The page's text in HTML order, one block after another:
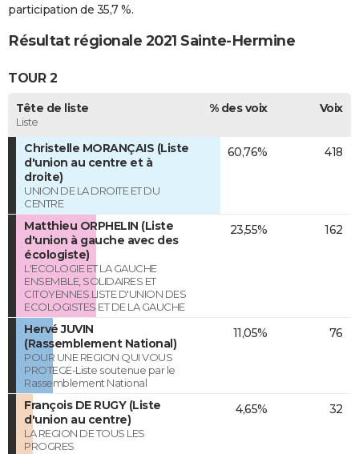
participation de 35,7 %.
Résultat régionale 2021 Sainte-Hermine
TOUR 2
Tête de liste
Liste
% des voix Voix
Christelle MORANÇAIS (Liste
d'union au centre et à
droite)
UNION DE LA DROITE ET DU
CENTRE
60,76% 418
Matthieu ORPHELIN (Liste
d'union à gauche avec des
écologiste)
L'ECOLOGIE ET LA GAUCHE
ENSEMBLE, SOLIDAIRES ET
CITOYENNES.LISTE D'UNION DES
ECOLOGISTES ET DE LA GAUCHE
23,55% 162
Hervé JUVIN
(Rassemblement National)
POUR UNE REGION QUI VOUS
PROTEGE-Liste soutenue par le
Rassemblement National
11,05% 76
François DE RUGY (Liste
d'union au centre)
LA REGION DE TOUS LES
PROGRES
4,65% 32